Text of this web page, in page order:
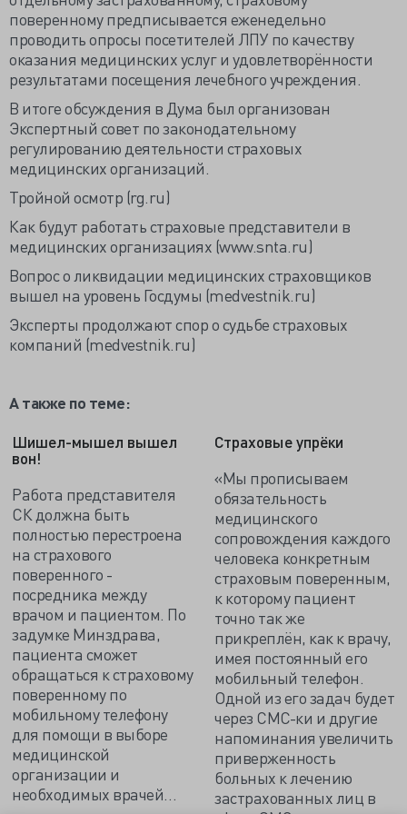
поверенному предписывается еженедельно
проводить опросы посетителей ЛПУ по качеству
оказания медицинских услуг и удовлетворённости
результатами посещения лечебного учреждения.
В итоге обсуждения в Дума был организован
Экспертный совет по законодательному
регулированию деятельности страховых
медицинских организаций.
Тройной осмотр (rg.ru)
Как будут работать страховые представители в
медицинских организациях (www.snta.ru)
Вопрос о ликвидации медицинских страховщиков
вышел на уровень Госдумы (medvestnik.ru)
Эксперты продолжают спор о судьбе страховых
компаний (medvestnik.ru)
А также по теме:
Шишел-мышел вышел
вон!
Работа представителя
СК должна быть
полностью перестроена
на страхового
поверенного -
посредника между
врачом и пациентом. По
задумке Минздрава,
пациента сможет
обращаться к страховому
поверенному по
мобильному телефону
для помощи в выборе
медицинской
организации и
необходимых врачей…
Страховые упрёки
«Мы прописываем
обязательность
медицинского
сопровождения каждого
человека конкретным
страховым поверенным,
к которому пациент
точно так же
прикреплён, как к врачу,
имея постоянный его
мобильный телефон.
Одной из его задач будет
через СМС-ки и другие
напоминания увеличить
приверженность
больных к лечению
застрахованных лиц в